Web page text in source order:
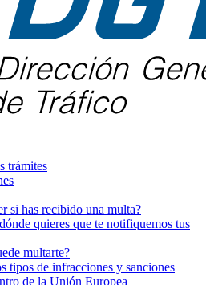
trámites
si has recibido una multa?
quieres que te notifiquemos tus
multarte?
tipos de infracciones y sanciones
de la Unión Europea